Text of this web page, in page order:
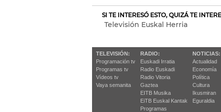
SI TE INTERESÓ ESTO, QUIZÁ TE
Televisión Euskal Herria
TELEVISIÓN:
Programación tv
Programas tv
Vídeos tv
Vaya semanita
RADIO:
Euskadi Irratia
Radio Euskadi
Radio Vitoria
Gaztea
EITB Musika
EiTB Euskal Kantak
Programas
NOTICIAS:
Actualidad
Economía
Política
Cultura
Ikusmiran
Eguraldia